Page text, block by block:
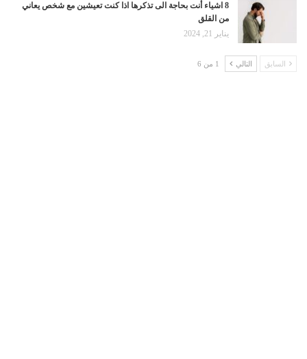
8 اشياء أنت بحاجة الى تذكرها اذا كنت تعيشين مع شخص يعاني
من القلق
يناير 21, 2024
السابق التالي 1 من 6